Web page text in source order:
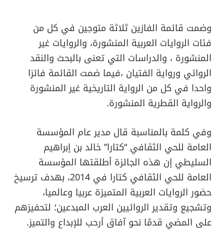
وضمت قائمة الفازين ثلاثة متوجين في كل من
فئات الروايات العربية المنشورة، والروايات غير
المنشورة ، والدراسات التي تعنى بالبحث والنقد
الروائي ورواية الفتيان ،فيما ضمت القائمة فائزا
واحدا في كل من الرواية التاريخية غير المنشورة
والرواية القطرية المنشورة.
وفي كلمة بالمناسبة قال مدير عام المؤسسة
العامة للحي الثقافي “كتارا” خالد بن إبراهيم
السليطي إن هذه الجائزة أطلقتها المؤسسة
العامة للحي الثقافي كتارا في 2014، بهدف ترسيخ
حضور الروايات العربية المتميزة عربيا وعالميا،
وتشجيع وتقدير الروائيين العرب المبدعين؛ لتحفيزهم
على المضي قدمًا نحو آفاق أرحب للإبداع والتميز.